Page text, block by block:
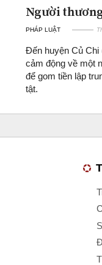
Người
PHÁP LUẬT
Đến huyện Củ Chi
cảm động về một
để gom tiền lập
tật.